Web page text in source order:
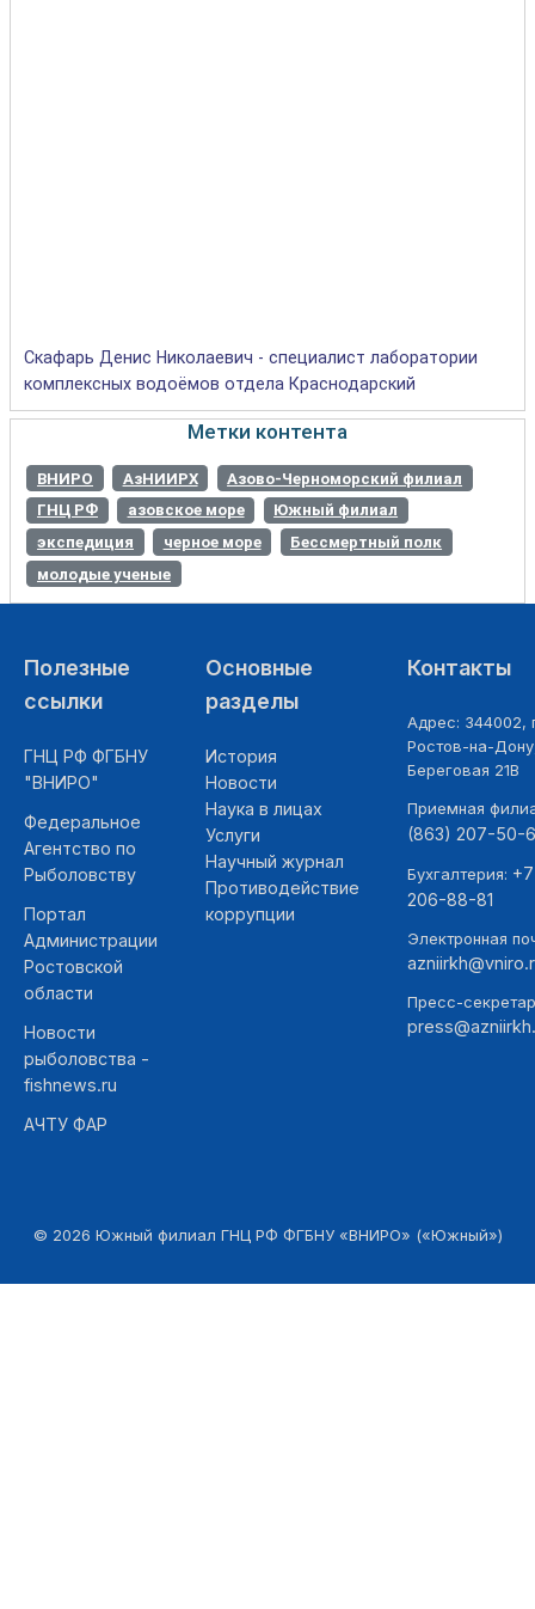
Скафарь Денис Николаевич - специалист лаборатории
комплексных водоёмов отдела Краснодарский
Метки контента
ВНИРО АзНИИРХ
Азово-Черноморский филиал
ГНЦ РФ
азовское море
Южный филиал
экспедиция
черное море
Бессмертный полк
молодые ученые
Полезные
ссылки
ГНЦ РФ ФГБНУ
"ВНИРО"
Федеральное
Агентство по
Рыболовству
Портал
Администрации
Ростовской
области
Новости
рыболовства -
fishnews.ru
АЧТУ ФАР
Основные
разделы
История
Новости
Наука в лицах
Услуги
Научный журнал
Противодействие
коррупции
Контакты
Адрес: 344002,
Ростов-на-
Береговая 21В
Приемная
(863) 207-50-
Бухгалтерия:
206-88-81
Электронная
Пресс-
© 2026 Южный филиал ГНЦ РФ ФГБНУ «ВНИРО» («Южный»)